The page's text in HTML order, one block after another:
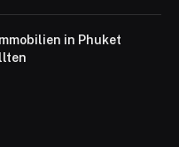
in Phuket